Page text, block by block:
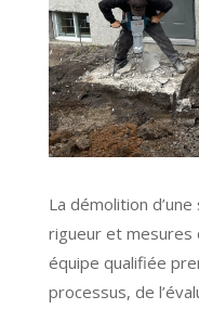
La démolition
rigueur et
équipe qualifiée
processus, de